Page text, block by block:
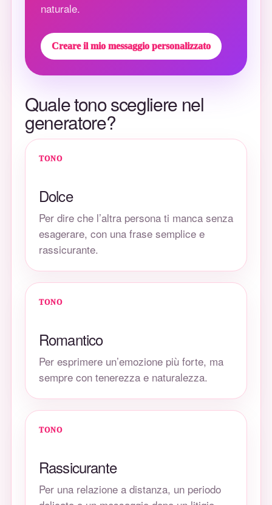
naturale.
Creare il mio messaggio personalizzato
Quale tono scegliere nel
generatore?
TONO
Dolce
Per dire che l’altra persona ti manca senza
esagerare, con una frase semplice e
rassicurante.
TONO
Romantico
Per esprimere un’emozione più forte, ma
sempre con tenerezza e naturalezza.
TONO
Rassicurante
Per una relazione a distanza, un periodo